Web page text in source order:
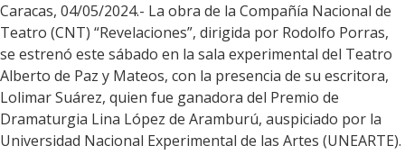
Caracas, 04/05/2024.- La obra de la Compañía Nacional de
Teatro (CNT) “Revelaciones”, dirigida por Rodolfo Porras,
se estrenó este sábado en la sala experimental del Teatro
Alberto de Paz y Mateos, con la presencia de su escritora,
Lolimar Suárez, quien fue ganadora del Premio de
Dramaturgia Lina López de Aramburú, auspiciado por la
Universidad Nacional Experimental de las Artes (UNEARTE).